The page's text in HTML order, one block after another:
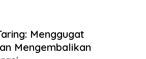
Menggugat
Mengembalikan